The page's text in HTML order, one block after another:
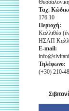
Ταχ.
176 10
Περιοχή:
Καλλιθέα
ΗΣΑΠ
E-mail:
Τηλέφωνο:
(+30) 210-